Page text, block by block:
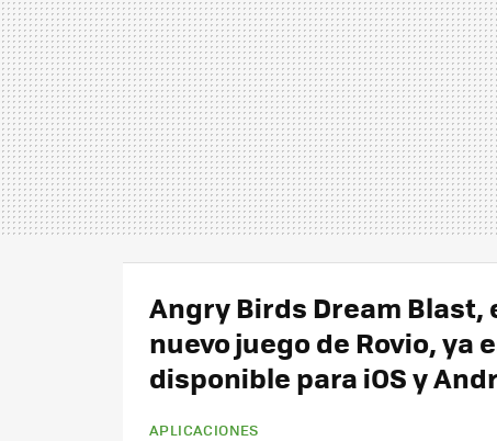
Angry Birds Dream Blast,
nuevo juego de Rovio, ya
disponible para iOS y
APLICACIONES